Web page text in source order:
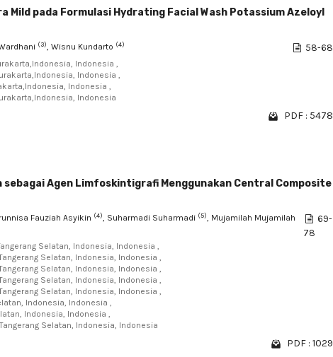
pada Formulasi Hydrating Facial Wash Potassium Azeloyl
(3), Wisnu Kundarto (4)
Indonesia ,
Indonesia ,
Indonesia ,
Indonesia
58-68
PDF : 5478
sebagai Agen Limfoskintigrafi Menggunakan Central Composite
Fauziah Asyikin (4), Suharmadi Suharmadi (5), Mujamilah Mujamilah
Selatan, Indonesia, Indonesia ,
Selatan, Indonesia, Indonesia ,
Selatan, Indonesia, Indonesia ,
Selatan, Indonesia, Indonesia ,
Selatan, Indonesia, Indonesia ,
Indonesia, Indonesia ,
Indonesia, Indonesia ,
Selatan, Indonesia, Indonesia
69-
78
PDF : 1029